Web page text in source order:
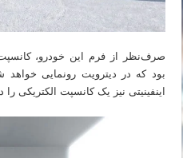
صرف‌نظر از فرم این خودرو،
بود که در دیترویت رونمایی خواهد
اینفینیتی نیز یک کانسپت الکتریکی